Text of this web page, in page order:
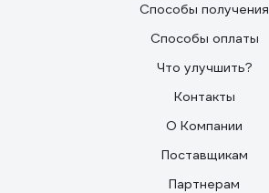
Способы получения
Способы оплаты
Что улучшить?
Контакты
О Компании
Поставщикам
Партнерам